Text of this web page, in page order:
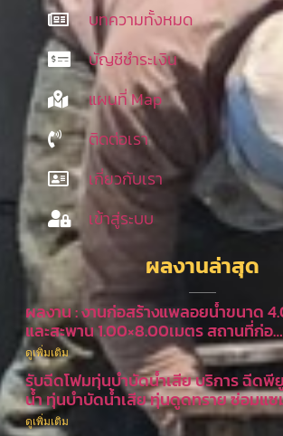
บทความทั้งหมด
บัญชีชำระเงิน
แผนที่ Map
ติดต่อเรา
เกี่ยวกับเรา
เข้าสู่ระบบ
ผลงานล่าสุด
ผลงาน : งานก่อสร้างแพลอยน้ำขนาด
และสะพาน 1.00×8.00เมตร สถานที่ก่อ…
ดูเพิ่มเติม
รับฉีดโฟมทุ่นบำบัดน้ำเสีย บริการ ฉีดพี
น้ำ ทุ่นบำบัดน้ำเสีย ทุ่นดูดทราย ซ่อมแ
ดูเพิ่มเติม